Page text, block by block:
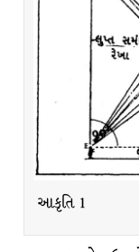
આકૃતિ 1